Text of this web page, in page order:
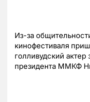
Из-за
кинофестиваля
голливудский
президента ММКФ